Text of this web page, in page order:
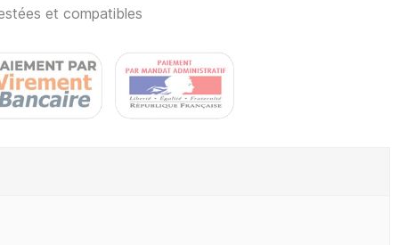
et compatibles